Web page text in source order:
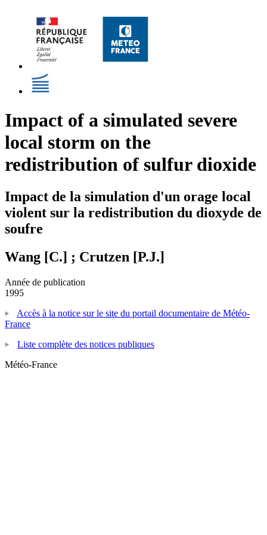
Impact of a simulated severe
local storm on the
redistribution of sulfur dioxide
Impact de la simulation d'un orage local
violent sur la redistribution du dioxyde de
soufre
Wang [C.] ; Crutzen [P.J.]
Année de publication
1995
Accès à la notice sur le site du portail documentaire de Météo-
France
Liste complète des notices publiques
Météo-France